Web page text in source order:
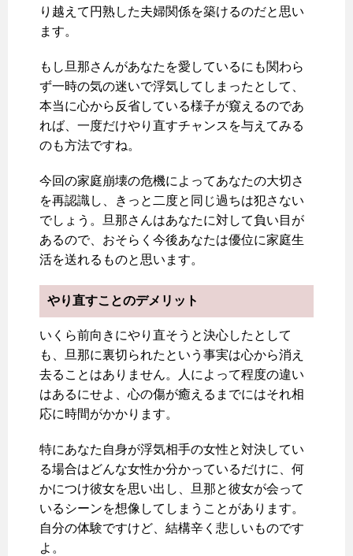
り越えて円熟した夫婦関係を築けるのだと思い
ます。
もし旦那さんがあなたを愛しているにも関わら
ず一時の気の迷いで浮気してしまったとして、
本当に心から反省している様子が窺えるのであ
れば、一度だけやり直すチャンスを与えてみる
のも方法ですね。
今回の家庭崩壊の危機によってあなたの大切さ
を再認識し、きっと二度と同じ過ちは犯さない
でしょう。旦那さんはあなたに対して負い目が
あるので、おそらく今後あなたは優位に家庭生
活を送れるものと思います。
やり直すことのデメリット
いくら前向きにやり直そうと決心したとして
も、旦那に裏切られたという事実は心から消え
去ることはありません。人によって程度の違い
はあるにせよ、心の傷が癒えるまでにはそれ相
応に時間がかかります。
特にあなた自身が浮気相手の女性と対決してい
る場合はどんな女性か分かっているだけに、何
かにつけ彼女を思い出し、旦那と彼女が会って
いるシーンを想像してしまうことがあります。
自分の体験ですけど、結構辛く悲しいものです
よ。